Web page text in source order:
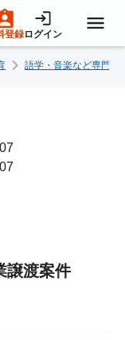
登録ログイン
語学・音楽など専門学
譲渡案件